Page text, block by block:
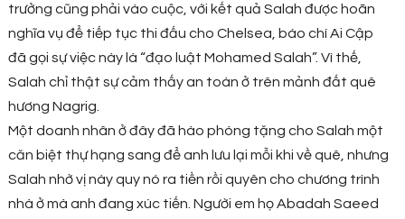
trưởng cũng phải vào cuộc, với kết quả Salah được hoãn
nghĩa vụ để tiếp tục thi đấu cho Chelsea, báo chí Ai Cập
đã gọi sự việc này là “đạo luật Mohamed Salah”. Vì thế,
Salah chỉ thật sự cảm thấy an toàn ở trên mảnh đất quê
hương Nagrig.
Một doanh nhân ở đây đã hào phóng tặng cho Salah một
căn biệt thự hạng sang để anh lưu lại mỗi khi về quê, nhưng
Salah nhờ vị này quy nó ra tiền rồi quyên cho chương trình
nhà ở mà anh đang xúc tiến. Người em họ Abadah Saeed